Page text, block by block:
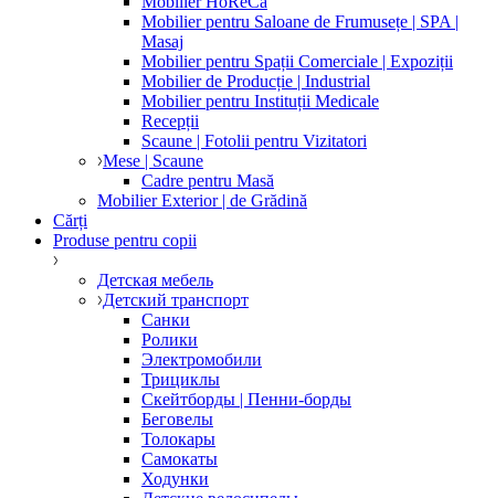
Mobilier pentru Saloane de Frumusețe | SPA |
Masaj
Mobilier pentru Spații Comerciale | Expoziții
Mobilier de Producție | Industrial
Mobilier pentru Instituții Medicale
Recepții
Scaune | Fotolii pentru Vizitatori
Mese | Scaune
Cadre pentru Masă
Mobilier Exterior | de Grădină
Cărți
Produse pentru copii
Детская мебель
Детский транспорт
Санки
Ролики
Электромобили
Трициклы
Скейтборды | Пенни-борды
Беговелы
Толокары
Самокаты
Ходунки